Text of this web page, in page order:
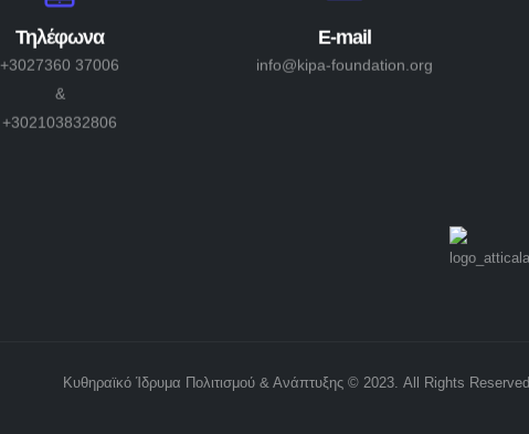
Τηλέφωνα
+3027360 37006
&
+302103832806
E-mail
info@kipa-foundation.org
Κυθηραϊκό Ίδρυμα Πολιτισμού & Ανάπτυξης © 2023. All Rights Reserved.